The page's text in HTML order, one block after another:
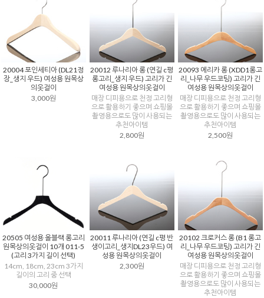
20004 포인세티아 (DL21정
장_생지 우드) 여성용 원목상
의옷걸이
3,000원
20012 루나리아 롱 (연길 c평
롱고리_생지 우드) 고리가 긴
여성용 원목상의옷걸이
매장 디피용으로 천정 고리형
으로 활용하기 좋으며 쇼핑몰
촬영용으로도 많이 사용되는
추천아이템
2,800원
20093 에리카 롱 (XDD1롱고
리_나무 우드코팅) 고리가 긴
여성용 원목상의옷걸이
매장 디피용으로 천정 고리형
으로 활용하기 좋으며 쇼핑몰
촬영용으로도 많이 사용되는
추천아이템
2,500원
20505 여성용 올블랙 롱고리
원목상의옷걸이 10개 011-5
(고리 3가지 길이 선택)
14cm, 18cm, 23cm 3가지
길이의 고리 중 선택
30,000원
20011 루나리아 (연길 c평 반
생이고리_생지DL23우드) 여
성용 원목상의옷걸이
2,300원
20102 크로커스 롱 (B1 롱고
리_나무 우드코팅) 고리가 긴
여성용 원목상의옷걸이
매장 디피용으로 천정 고리형
으로 활용하기 좋으며 쇼핑몰
촬영용으로도 많이 사용되는
추천아이템